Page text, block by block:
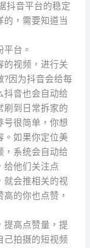
抖音平台的稳定
的，需要知道当
台。
的视频，进行关
?因为抖音会给每
抖音也会自动给
刷到日常拆家的
号很简单，你想
。如果你定位美
，系统会自动给
给他们关注点
就会推相关的视
的你也点赞，
提高点赞量，提
己拍摄的短视频